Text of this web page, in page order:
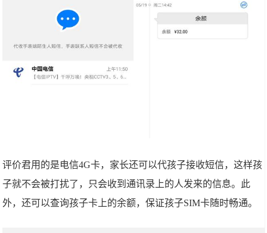
评价君用的是电信4G卡，家长还可以代孩子接收短信，这样孩
子就不会被打扰了，只会收到通讯录上的人发来的信息。此
外，还可以查询孩子卡上的余额，保证孩子SIM卡随时畅通。